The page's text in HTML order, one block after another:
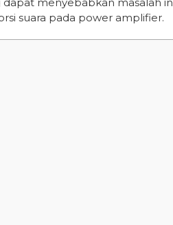
suara pada power amplifier.